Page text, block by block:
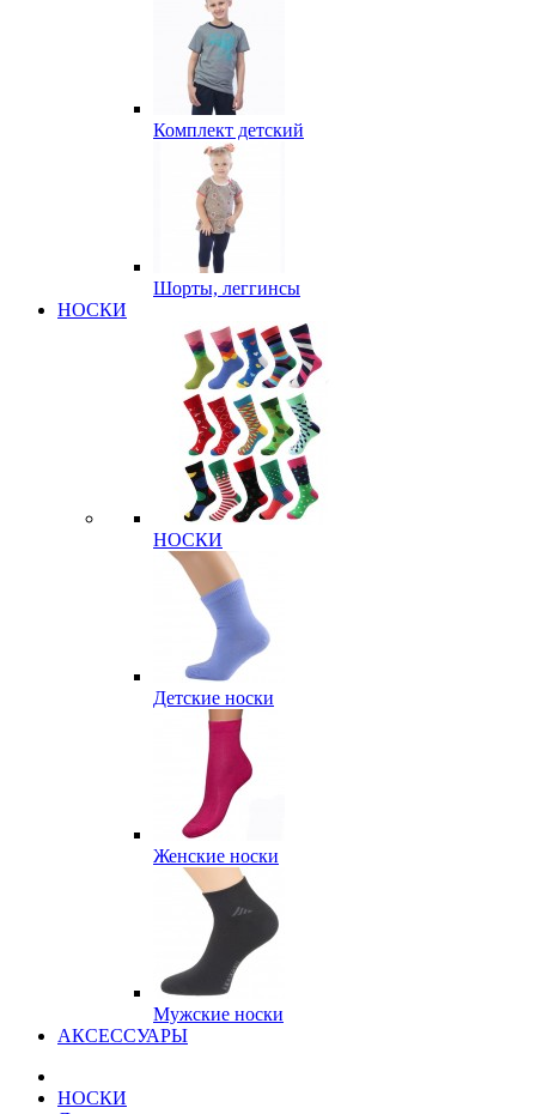
Комплект детский
Шорты, леггинсы
НОСКИ
НОСКИ
Детские носки
Женские носки
Мужские носки
АКСЕССУАРЫ
НОСКИ